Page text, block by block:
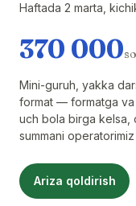
Haftada 2 marta,
370 000
Mini-guruh, yakka
format — formatga
uch bola birga kelsa,
summani
Ariza qoldirish